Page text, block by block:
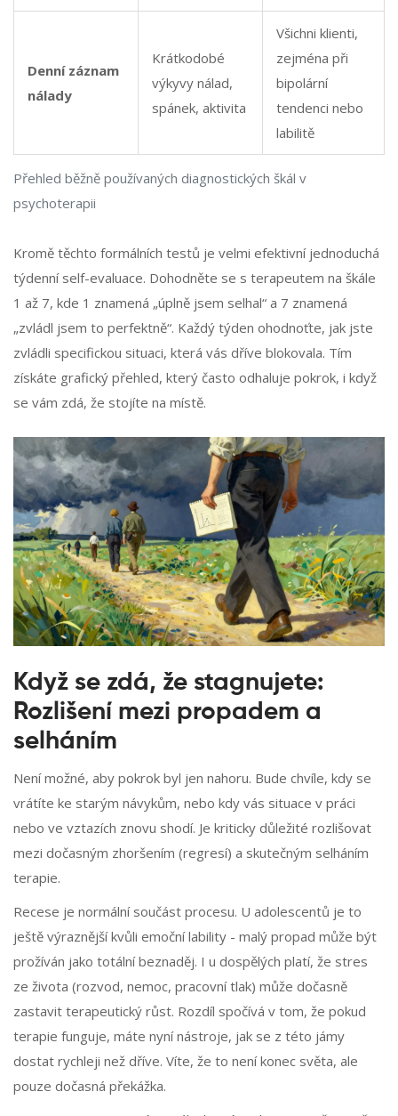
Přehled běžně používaných diagnostických škál v
psychoterapii
Denní záznam
nálady
Krátkodobé
výkyvy nálad,
spánek, aktivita
Všichni klienti,
zejména při
bipolární
tendenci nebo
labilitě
Kromě těchto formálních testů je velmi efektivní jednoduchá
týdenní self-evaluace. Dohodněte se s terapeutem na škále
1 až 7, kde 1 znamená „úplně jsem selhal“ a 7 znamená
„zvládl jsem to perfektně“. Každý týden ohodnoťte, jak jste
zvládli specifickou situaci, která vás dříve blokovala. Tím
získáte grafický přehled, který často odhaluje pokrok, i když
se vám zdá, že stojíte na místě.
Když se zdá, že stagnujete:
Rozlišení mezi propadem a
selháním
Není možné, aby pokrok byl jen nahoru. Bude chvíle, kdy se
vrátíte ke starým návykům, nebo kdy vás situace v práci
nebo ve vztazích znovu shodí. Je kriticky důležité rozlišovat
mezi dočasným zhoršením (regresí) a skutečným selháním
terapie.
Recese je normální součást procesu. U adolescentů je to
ještě výraznější kvůli emoční lability - malý propad může být
prožíván jako totální beznaděj. I u dospělých platí, že stres
ze života (rozvod, nemoc, pracovní tlak) může dočasně
zastavit terapeutický růst. Rozdíl spočívá v tom, že pokud
terapie funguje, máte nyní nástroje, jak se z této jámy
dostat rychleji než dříve. Víte, že to není konec světa, ale
pouze dočasná překážka.